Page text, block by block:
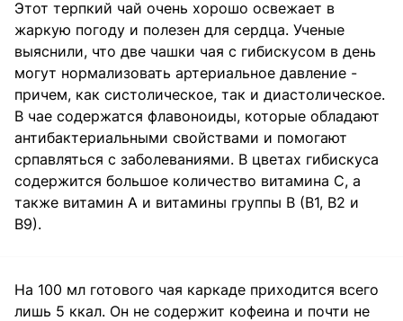
Этот терпкий чай очень хорошо освежает в
жаркую погоду и полезен для сердца. Ученые
выяснили, что две чашки чая с гибискусом в день
могут нормализовать артериальное давление -
причем, как систолическое, так и диастолическое.
В чае содержатся флавоноиды, которые обладают
антибактериальными свойствами и помогают
српавляться с заболеваниями. В цветах гибискуса
содержится большое количество витамина С, а
также витамин А и витамины группы В (В1, В2 и
В9).
На 100 мл готового чая каркаде приходится всего
лишь 5 ккал. Он не содержит кофеина и почти не